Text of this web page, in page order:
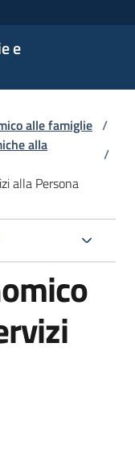
e
alle famiglie /
alla
/
alla Persona